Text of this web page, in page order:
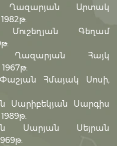
Ղազարյան Արտակ
Մուշեղյան Գեղամ
Ղազարյան Հայկ
Հմայակ Սոսի,
Սարիբեկյան Սարգիս
Սարյան Սեյրան